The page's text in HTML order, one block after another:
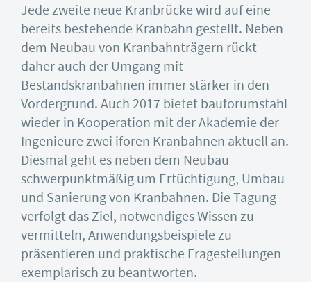
Jede zweite neue Kranbrücke wird auf eine
bereits bestehende Kranbahn gestellt. Neben
dem Neubau von Kranbahnträgern rückt
daher auch der Umgang mit
Bestandskranbahnen immer stärker in den
Vordergrund. Auch 2017 bietet bauforumstahl
wieder in Kooperation mit der Akademie der
Ingenieure zwei iforen Kranbahnen aktuell an.
Diesmal geht es neben dem Neubau
schwerpunktmäßig um Ertüchtigung, Umbau
und Sanierung von Kranbahnen. Die Tagung
verfolgt das Ziel, notwendiges Wissen zu
vermitteln, Anwendungsbeispiele zu
präsentieren und praktische Fragestellungen
exemplarisch zu beantworten.